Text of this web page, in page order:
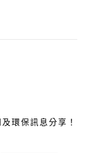
環保訊息分享！